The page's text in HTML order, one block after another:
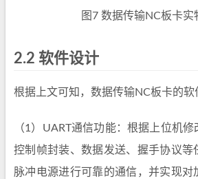
图7 数据传输NC板卡实
2.2 软件设计
根据上文可知，数据传输NC板卡的软
（1）UART通信功能：根据上位机
控制帧封装、数据发送、握手协议等
脉冲电源进行可靠的通信，并实现对